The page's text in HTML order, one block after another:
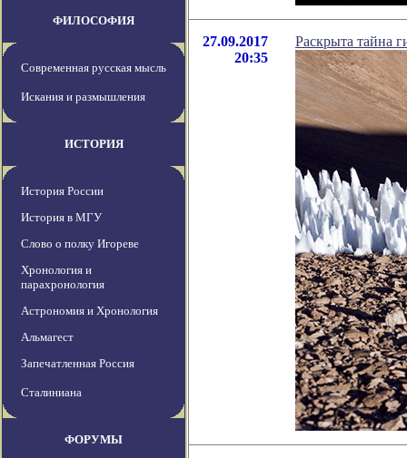
ФИЛОСОФИЯ
Современная русская мысль
Искания и размышления
ИСТОРИЯ
История России
История в МГУ
Слово о полку Игореве
Хронология и
парахронология
Астрономия и Хронология
Альмагест
Запечатленная Россия
Сталиниана
ФОРУМЫ
27.09.2017
20:35
Раскрыта тайна